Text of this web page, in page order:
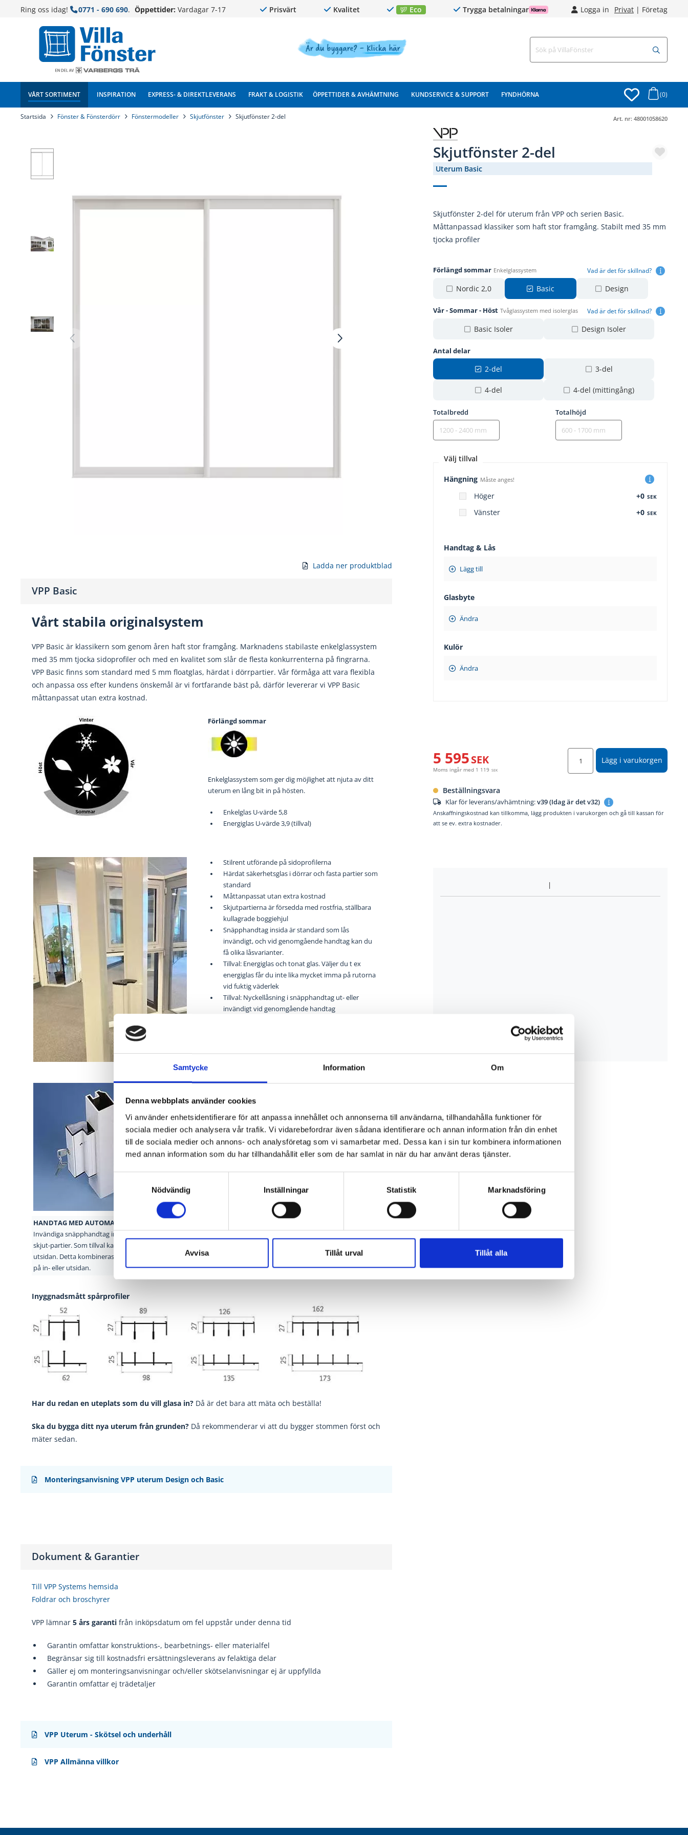
Samtycke Information Om
Denna webbplats använder cookies
Vi använder enhetsidentifierare för att anpassa innehållet och annonserna till användarna, tillhandahålla funktioner för
sociala medier och analysera vår trafik. Vi vidarebefordrar även sådana identifierare och annan information från din enhet
till de sociala medier och annons- och analysföretag som vi samarbetar med. Dessa kan i sin tur kombinera informationen
med annan information som du har tillhandahållit eller som de har samlat in när du har använt deras tjänster.
Nödvändig
Inställningar Statistik Marknadsföring
Avvisa Tillåt urval Tillåt alla
Ring oss idag! 0771 - 690 690. Öppettider: Vardagar 7-17 Prisvärt Kvalitet Eco Trygga betalningar Logga in Privat| Företag
VÅRT SORTIMENT INSPIRATION EXPRESS- & DIREKTLEVERANS FRAKT & LOGISTIK ÖPPETTIDER & AVHÄMTNING KUNDSERVICE & SUPPORT FYNDHÖRNA (0)
Startsida Fönster & Fönsterdörr Fönstermodeller Skjutfönster Skjutfönster 2-del Art. nr: 48001058620
Skjutfönster 2-del
Uterum Basic
Skjutfönster 2-del för uterum från VPP och serien Basic.
Måttanpassad klassiker som haft stor framgång. Stabilt med 35 mm
tjocka profiler
Förlängd sommar Enkelglassystem Vad är det för skillnad?
Nordic 2,0 Basic Design
Vår - Sommar - Höst Tvåglassystem med isolerglas Vad är det för skillnad?
Basic Isoler Design Isoler
Antal delar
2-del 3-del
4-del 4-del (mittingång)
Totalbredd Totalhöjd
Välj tillval
Hängning Måste anges!
Höger +0 SEK
Vänster +0 SEK
Handtag & Lås
Lägg till
Glasbyte
Ändra
Kulör
Ändra
Lägg i varukorgen
5 595SEK
Moms ingår med 1 119 SEK
Beställningsvara
Klar för leverans/avhämtning:v39 (Idag är det v32)
Anskaffningskostnad kan tillkomma, lägg produkten i varukorgen och gå till kassan för
att se ev. extra kostnader.
Ladda ner produktblad
VPP Basic
Vårt stabila originalsystem
VPP Basic är klassikern som genom åren haft stor framgång. Marknadens stabilaste enkelglassystem
med 35 mm tjocka sidoprofiler och med en kvalitet som slår de flesta konkurrenterna på fingrarna.
VPP Basic finns som standard med 5 mm floatglas, härdat i dörrpartier. Vår förmåga att vara flexibla
och anpassa oss efter kundens önskemål är vi fortfarande bäst på, därför levererar vi VPP Basic
måttanpassat utan extra kostnad.
Förlängd sommar
Enkelglassystem som ger dig möjlighet att njuta av ditt
uterum en lång bit in på hösten.
Enkelglas U-värde 5,8
Energiglas U-värde 3,9 (tillval)
Stilrent utförande på sidoprofilerna
Härdat säkerhetsglas i dörrar och fasta partier som
standard
Måttanpassat utan extra kostnad
Skjutpartierna är försedda med rostfria, ställbara
kullagrade boggiehjul
Snäpphandtag insida är standard som lås
invändigt, och vid genomgående handtag kan du
få olika låsvarianter.
Tillval: Energiglas och tonat glas. Väljer du t ex
energiglas får du inte lika mycket imma på rutorna
vid fuktig väderlek
Tillval: Nyckellåsning i snäpphandtag ut- eller
invändigt vid genomgående handtag
HANDTAG MED AUTOMATISK
Invändiga snäpphandtag ingår
skjut-partier. Som tillval kan man
utsidan. Detta kombineras vanligen
med nyckellåsning
på in- eller utsidan.
boggiehjul.
Inyggnadsmått spårprofiler
Har du redan en uteplats som du vill glasa in?Då är det bara att mäta och beställa!
Ska du bygga ditt nya uterum från grunden?Då rekommenderar vi att du bygger stommen först och
mäter sedan.
Monteringsanvisning VPP uterum Design och Basic
Dokument & Garantier
Till VPP Systems hemsida
Foldrar och broschyrer
VPP lämnar 5 års garantifrån inköpsdatum om fel uppstår under denna tid
Garantin omfattar konstruktions-, bearbetnings- eller materialfel
Begränsar sig till kostnadsfri ersättningsleverans av felaktiga delar
Gäller ej om monteringsanvisningar och/eller skötselanvisningar ej är uppfyllda
Garantin omfattar ej trädetaljer
VPP Uterum - Skötsel och underhåll
VPP Allmänna villkor